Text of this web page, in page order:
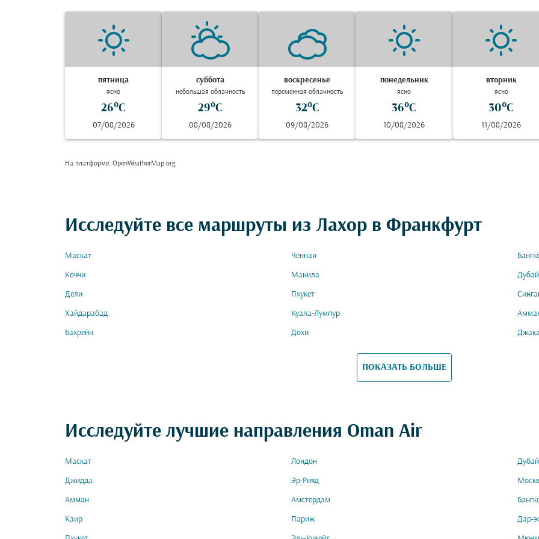
пятница
ясно
26°C
07/08/2026
суббота
небольшая облачность
29°C
08/08/2026
воскресенье
переменная облачность
32°C
09/08/2026
понедельник
ясно
36°C
10/08/2026
вторник
ясно
30°C
11/08/2026
На платформе: OpenWeatherMap.org
Исследуйте все маршруты из Лахор в Франкфурт
Маскат Ченнаи
Коччи Манила Дубай
Дели Пхукет
Хайдарабад Куала-Лумпур
Бахрейн Дохи
ПОКАЗАТЬ БОЛЬШЕ
Исследуйте лучшие направления Oman Air
Маскат Лондон Дубай
Джидда Эр-Рияд
Амман Амстердам
Каир Париж Дар-